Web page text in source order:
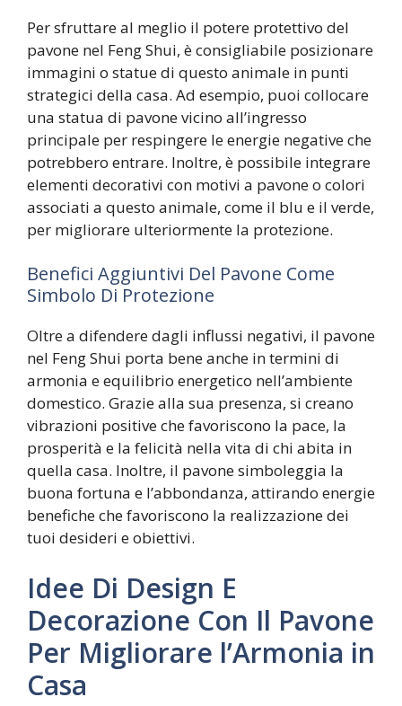
Per sfruttare al meglio il potere protettivo del
pavone nel Feng Shui, è consigliabile posizionare
immagini o statue di questo animale in punti
strategici della casa. Ad esempio, puoi collocare
una statua di pavone vicino all’ingresso
principale per respingere le energie negative che
potrebbero entrare. Inoltre, è possibile integrare
elementi decorativi con motivi a pavone o colori
associati a questo animale, come il blu e il verde,
per migliorare ulteriormente la protezione.
Benefici Aggiuntivi Del Pavone Come
Simbolo Di Protezione
Oltre a difendere dagli influssi negativi, il pavone
nel Feng Shui porta bene anche in termini di
armonia e equilibrio energetico nell’ambiente
domestico. Grazie alla sua presenza, si creano
vibrazioni positive che favoriscono la pace, la
prosperità e la felicità nella vita di chi abita in
quella casa. Inoltre, il pavone simboleggia la
buona fortuna e l’abbondanza, attirando energie
benefiche che favoriscono la realizzazione dei
tuoi desideri e obiettivi.
Idee Di Design E
Decorazione Con Il Pavone
Per Migliorare l’Armonia in
Casa